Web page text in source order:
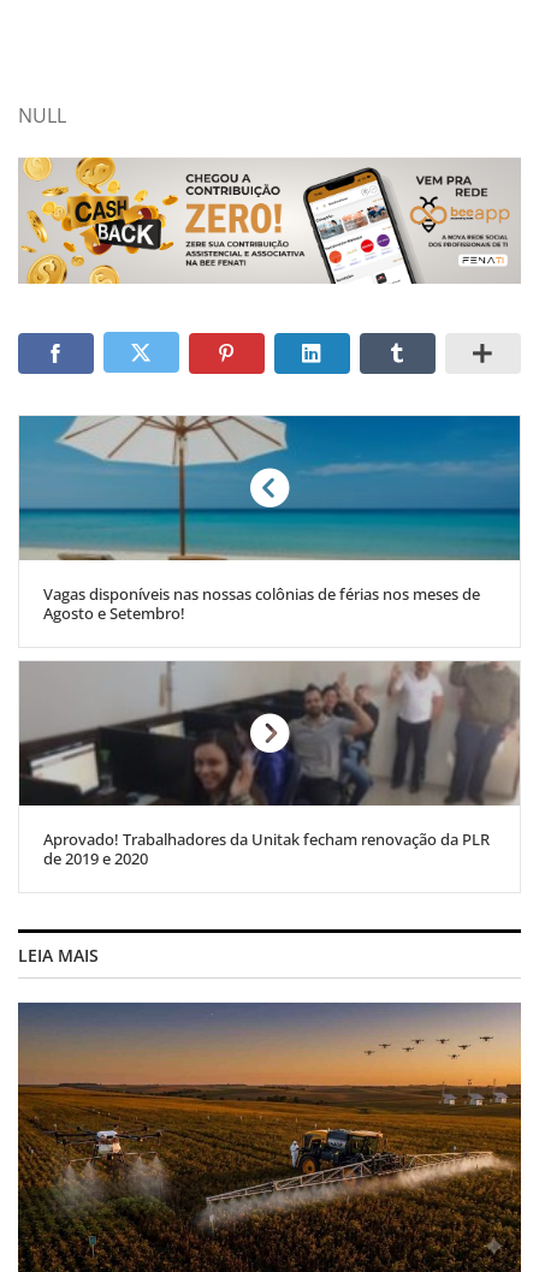
NULL
Vagas disponíveis nas nossas colônias de férias nos meses de
Agosto e Setembro!
Aprovado! Trabalhadores da Unitak fecham renovação da PLR
de 2019 e 2020
LEIA MAIS